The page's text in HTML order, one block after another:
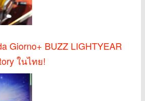
Giorno+ BUZZ LIGHTYEAR
ในไทย!